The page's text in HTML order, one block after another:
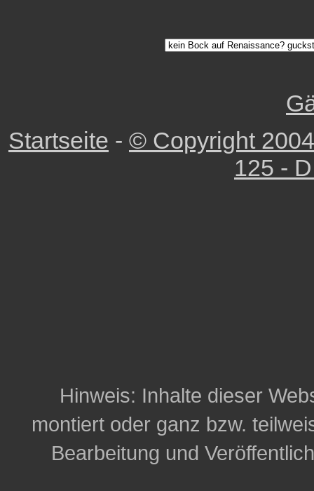
Startseite - © Copyright
125 -
Hinweis: Inhalte dieser
montiert oder ganz bzw.
Bearbeitung und